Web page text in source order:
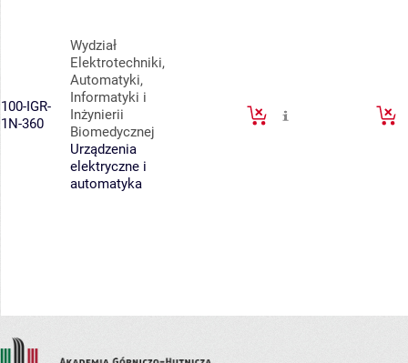
100-IGR-
1N-360
Wydział
Elektrotechniki,
Automatyki,
Informatyki i
Inżynierii
Biomedycznej
Urządzenia
elektryczne i
automatyka